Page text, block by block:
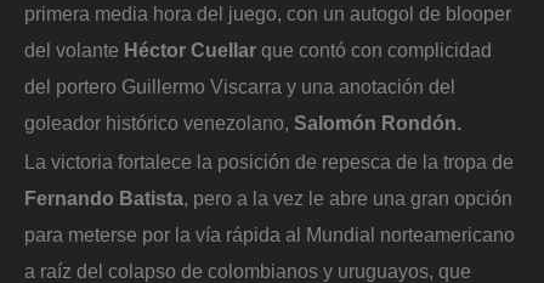
primera media hora del juego, con un autogol de blooper
del volante Héctor Cuellar que contó con complicidad
del portero Guillermo Viscarra y una anotación del
goleador histórico venezolano, Salomón Rondón.
La victoria fortalece la posición de repesca de la tropa de
Fernando Batista , pero a la vez le abre una gran opción
para meterse por la vía rápida al Mundial norteamericano
a raíz del colapso de colombianos y uruguayos, que